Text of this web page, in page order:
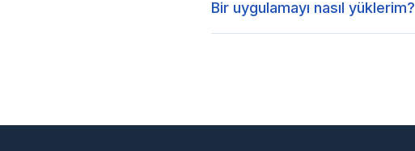
Bir uygulamayı nasıl yüklerim?